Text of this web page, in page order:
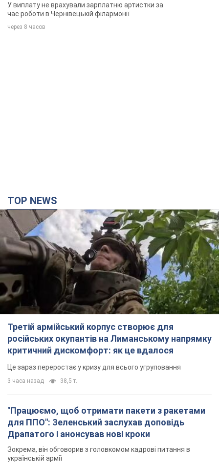
У виплату не врахували зарплатню артистки за
час роботи в Чернівецькій філармонії
через 8 часов
TOP NEWS
Третій армійський корпус створює для
російських окупантів на Лиманському напрямку
критичний дискомфорт: як це вдалося
Це зараз переростає у кризу для всього угруповання
3 часа назад 38,5 т.
"Працюємо, щоб отримати пакети з ракетами
для ППО": Зеленський заслухав доповідь
Драпатого і анонсував нові кроки
Зокрема, він обговорив з головкомом кадрові питання в
українській армії